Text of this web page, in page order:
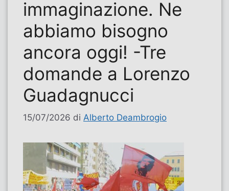
immaginazione. Ne
abbiamo bisogno
ancora oggi! -Tre
domande a Lorenzo
Guadagnucci
15/07/2026 di Alberto Deambrogio